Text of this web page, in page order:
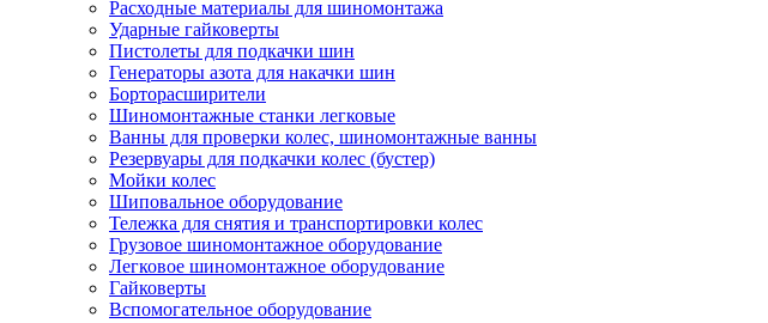
Расходные материалы для шиномонтажа
Ударные гайковерты
Пистолеты для подкачки шин
Генераторы азота для накачки шин
Борторасширители
Шиномонтажные станки легковые
Ванны для проверки колес, шиномонтажные ванны
Резервуары для подкачки колес (бустер)
Мойки колес
Шиповальное оборудование
Тележка для снятия и транспортировки колес
Грузовое шиномонтажное оборудование
Легковое шиномонтажное оборудование
Гайковерты
Вспомогательное оборудование